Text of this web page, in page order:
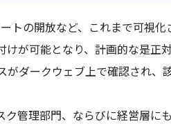
トの開放など、これまで可視
が可能となり、計画的な是正
ダークウェブ上で確認され、
管理部門、ならびに経営層に